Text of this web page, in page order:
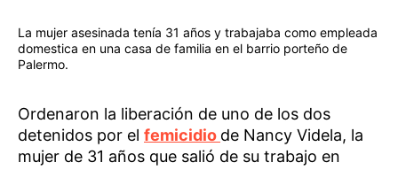
La mujer asesinada tenía 31 años y trabajaba como empleada
domestica en una casa de familia en el barrio porteño de
Palermo.
Ordenaron la liberación de uno de los dos
detenidos por el femicidio de Nancy Videla, la
mujer de 31 años que salió de su trabajo en